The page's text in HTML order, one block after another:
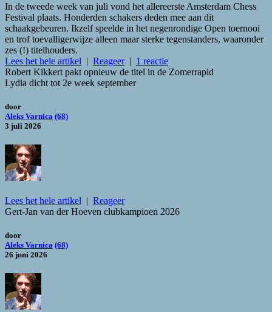
In de tweede week van juli vond het allereerste Amsterdam Chess
Festival plaats. Honderden schakers deden mee aan dit
schaakgebeuren. Ikzelf speelde in het negenrondige Open toernooi
en trof toevalligerwijze alleen maar sterke tegenstanders, waaronder
zes (!) titelhouders.
Lees het hele artikel | Reageer | 1 reactie
Robert Kikkert pakt opnieuw de titel in de Zomerrapid
Lydia dicht tot 2e week september
door
Aleks Varnica (68)
3 juli 2026
Lees het hele artikel | Reageer
Gert-Jan van der Hoeven clubkampioen 2026
door
Aleks Varnica (68)
26 juni 2026